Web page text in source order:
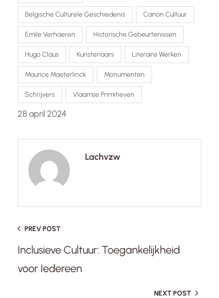
Belgische Culturele Geschiedenis Canon Cultuur
Emile Verhaeren Historische Gebeurtenissen
Hugo Claus Kunstenaars Literaire Werken
Maurice Maeterlinck Monumenten
Schrijvers Vlaamse Primitieven
28 april 2024
Lachvzw
PREV POST
Inclusieve Cultuur: Toegankelijkheid
voor Iedereen
NEXT POST